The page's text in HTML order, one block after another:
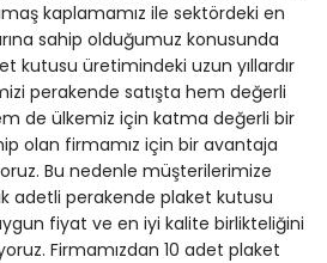
kaplamamız ile sektördeki en
sahip olduğumuz konusunda
kutusu üretimindeki uzun yıllardır
perakende satışta hem değerli
de ülkemiz için katma değerli bir
olan firmamız için bir avantaja
Bu nedenle müşterilerimize
adetli perakende plaket kutusu
fiyat ve en iyi kalite birlikteliğini
Firmamızdan 10 adet plaket